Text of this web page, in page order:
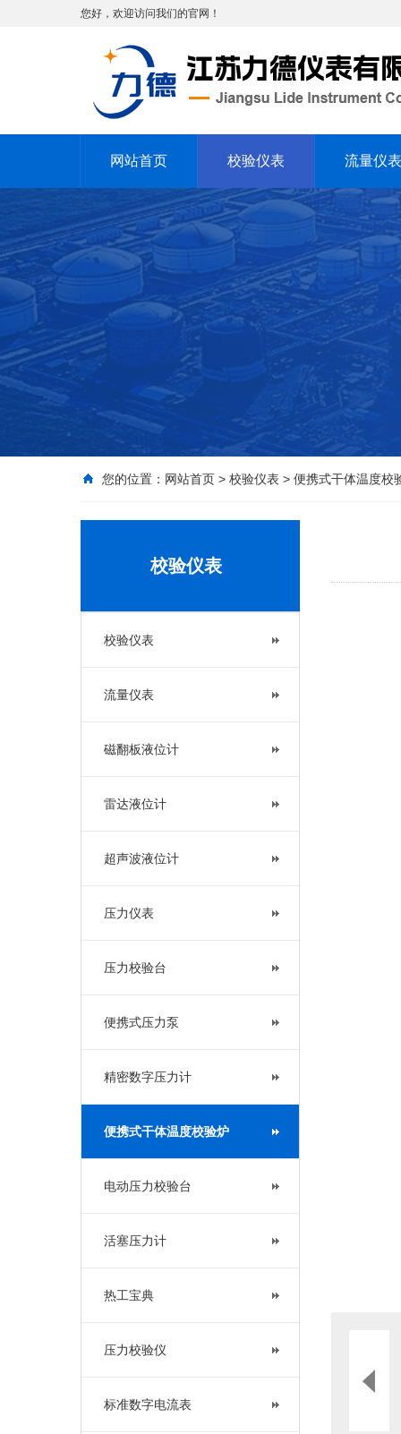
您好，欢迎访问我们的官网！
网站首页 校验仪表 流量仪表
您的位置： 网站首页 > 校验仪表 > 便携式干体温度校
校验仪表
校验仪表
流量仪表
磁翻板液位计
雷达液位计
超声波液位计
压力仪表
压力校验台
便携式压力泵
精密数字压力计
便携式干体温度校验炉
电动压力校验台
活塞压力计
热工宝典
压力校验仪
标准数字电流表